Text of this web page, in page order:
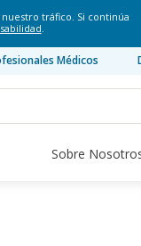
tráfico. Si continúa
.
Médicos
Sobre